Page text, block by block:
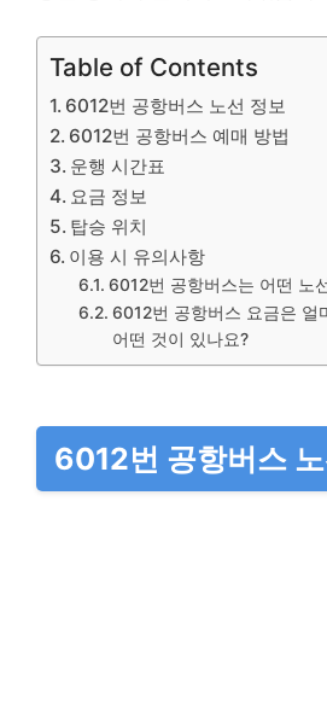
Table of Contents
6012번 공항버스 노선 정보
6012번 공항버스 예매 방법
운행 시간표
요금 정보
탑승 위치
이용 시 유의사항
6012번 공항버스는 어떤 노
6012번 공항버스 요금은 얼
어떤 것이 있나요?
6012번 공항버스